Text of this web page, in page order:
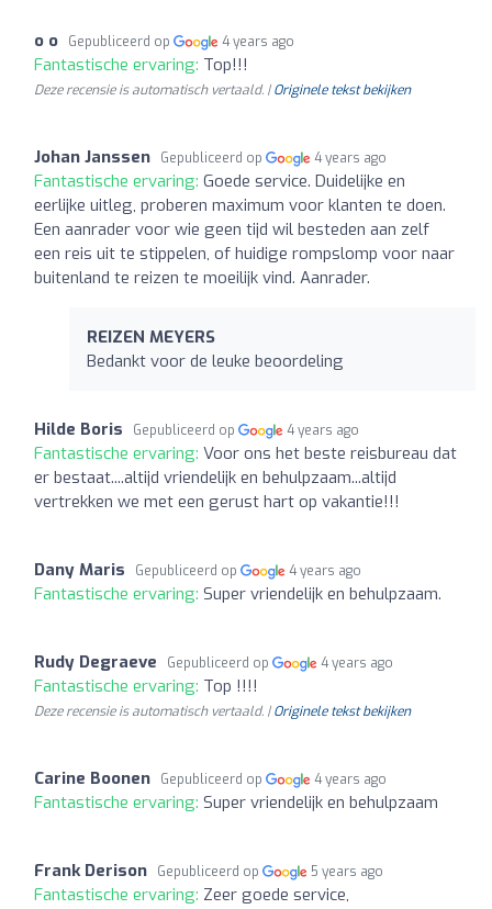
o o Gepubliceerd op 4 years ago
Fantastische ervaring: Top!!!
Deze recensie is automatisch vertaald. |Originele tekst bekijken
Johan Janssen Gepubliceerd op 4 years ago
Fantastische ervaring: Goede service. Duidelijke en
eerlijke uitleg, proberen maximum voor klanten te doen.
Een aanrader voor wie geen tijd wil besteden aan zelf
een reis uit te stippelen, of huidige rompslomp voor naar
buitenland te reizen te moeilijk vind. Aanrader.
REIZEN MEYERS
Bedankt voor de leuke beoordeling
Hilde Boris Gepubliceerd op 4 years ago
Fantastische ervaring: Voor ons het beste reisbureau dat
er bestaat....altijd vriendelijk en behulpzaam...altijd
vertrekken we met een gerust hart op vakantie!!!
Dany Maris Gepubliceerd op 4 years ago
Fantastische ervaring: Super vriendelijk en behulpzaam.
Rudy Degraeve Gepubliceerd op 4 years ago
Fantastische ervaring: Top !!!!
Deze recensie is automatisch vertaald. |Originele tekst bekijken
Carine Boonen Gepubliceerd op 4 years ago
Fantastische ervaring: Super vriendelijk en behulpzaam
Frank Derison Gepubliceerd op 5 years ago
Fantastische ervaring: Zeer goede service,